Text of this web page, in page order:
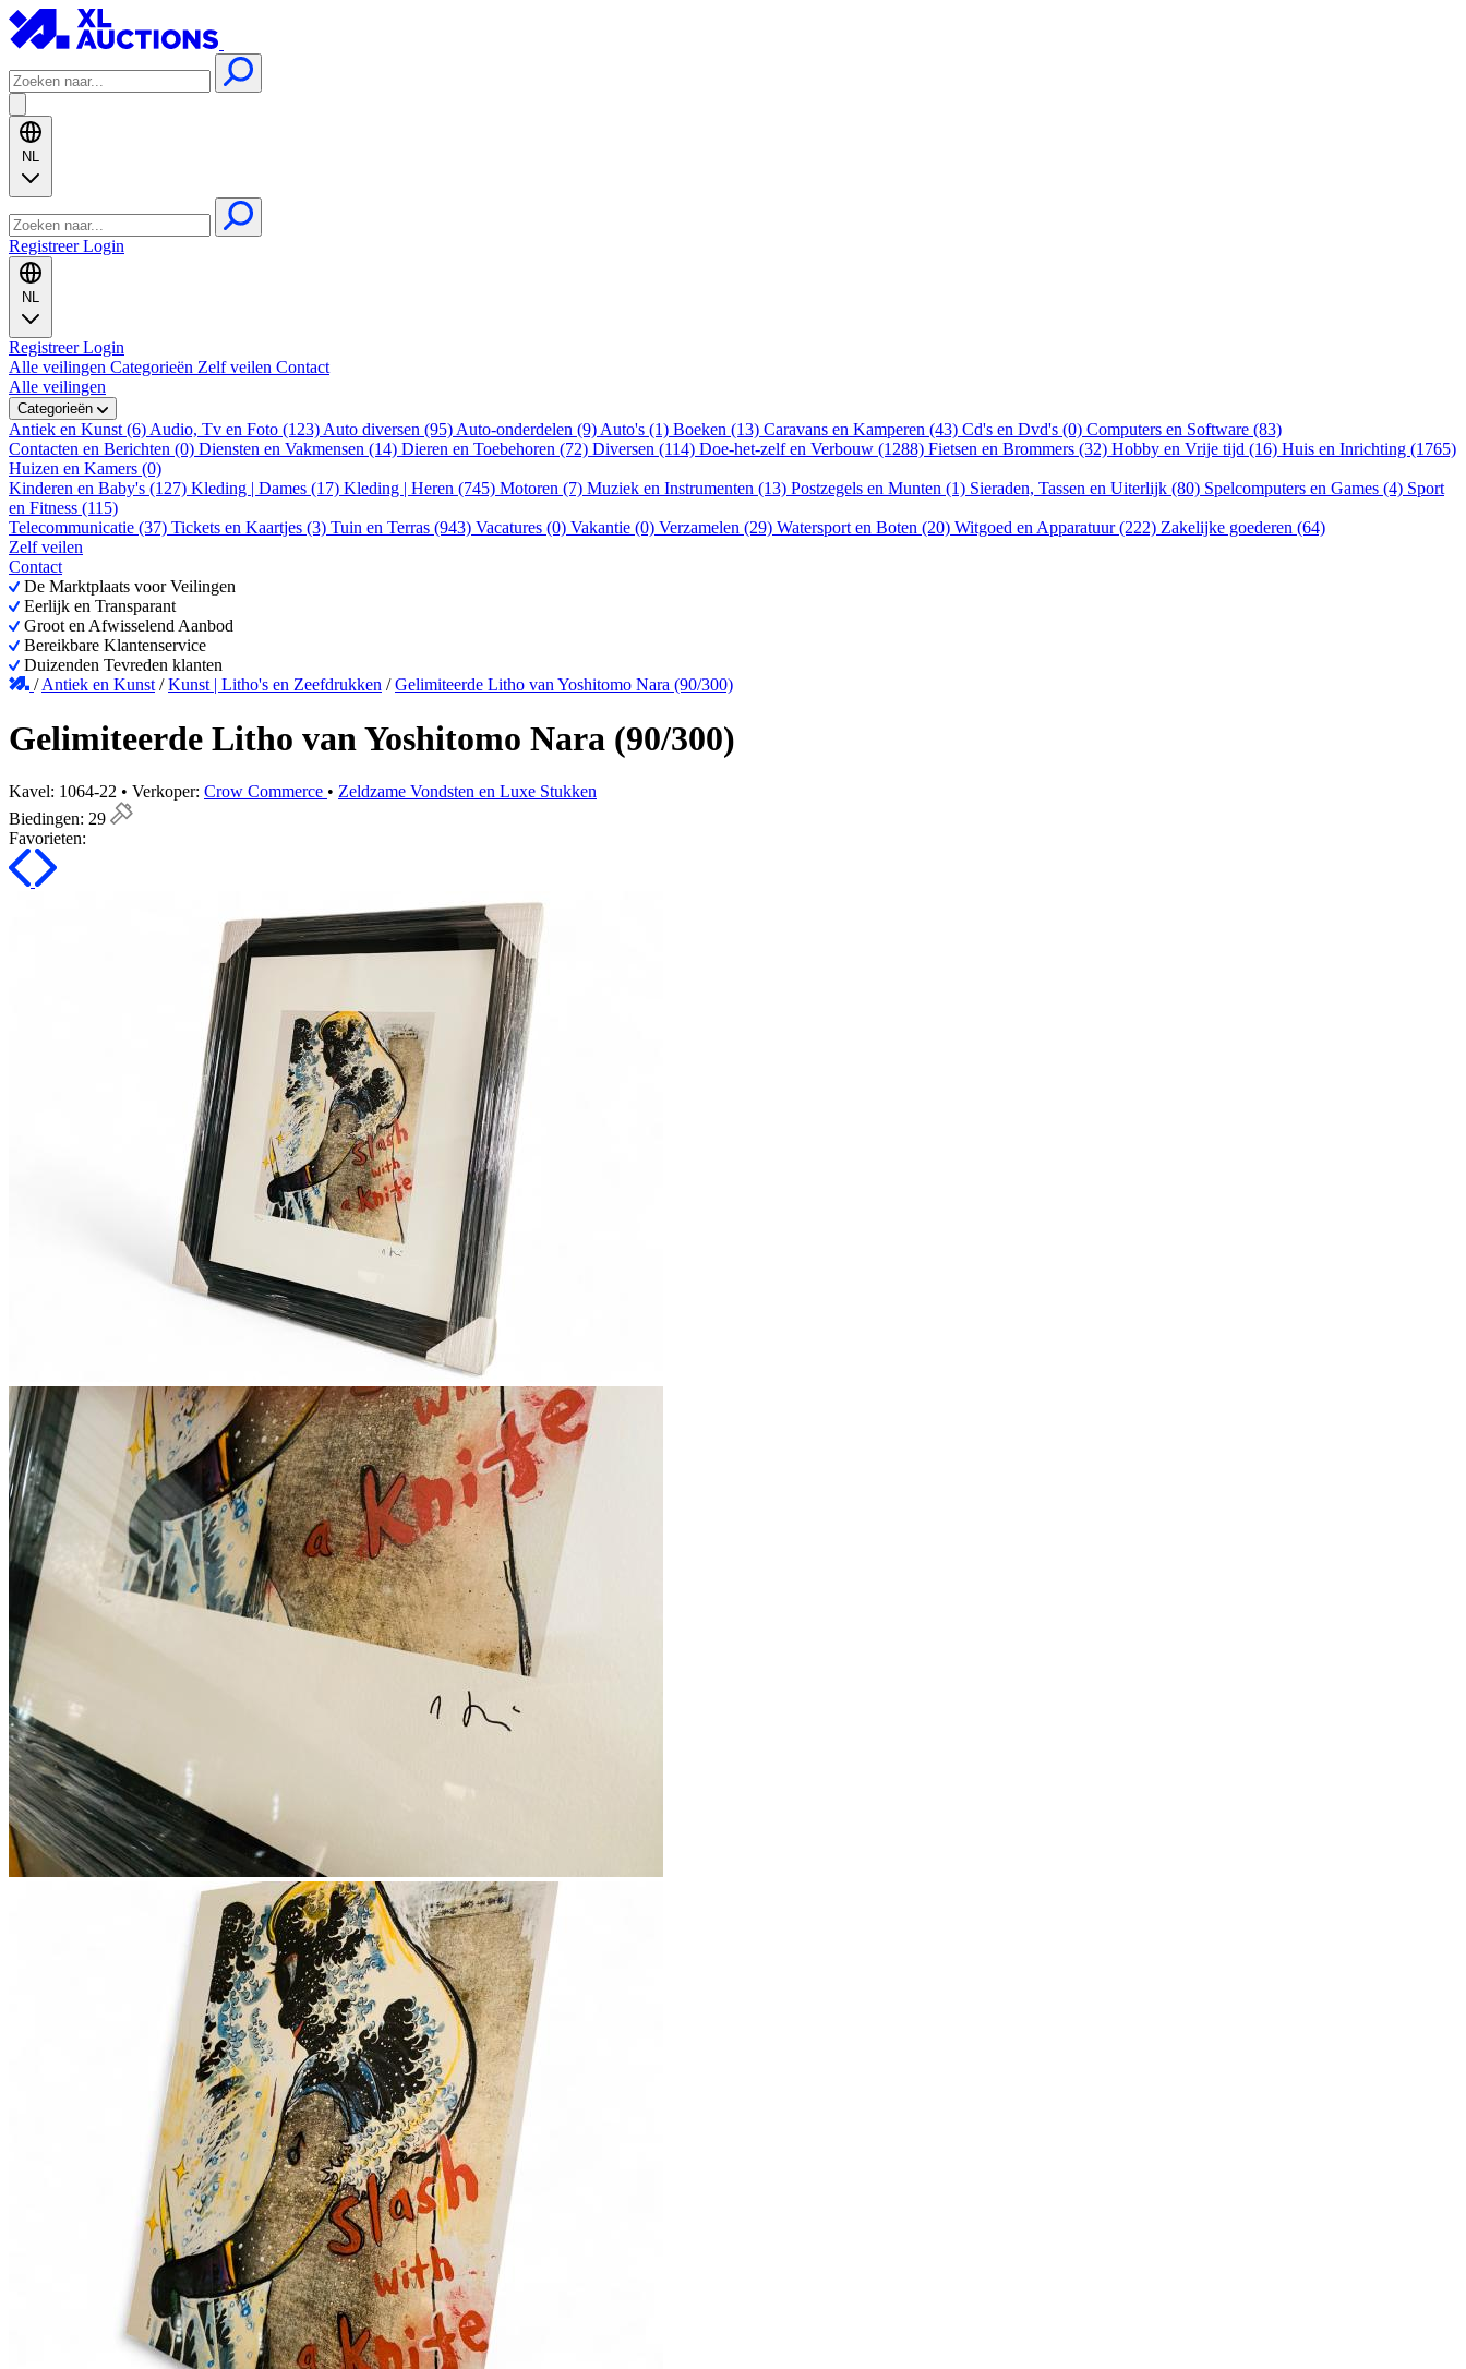
NL
RegistreerLogin
NL
RegistreerLogin
Alle veilingen Categorieën Zelf veilen Contact
Alle veilingen
Categorieën
Antiek en Kunst (6) Audio, Tv en Foto (123) Auto diversen (95) Auto-onderdelen (9) Auto's (1) Boeken (13) Caravans en Kamperen (43) Cd's en Dvd's (0) Computers en Software (83)
Contacten en Berichten (0) Diensten en Vakmensen (14) Dieren en Toebehoren (72) Diversen (114) Doe-het-zelf en Verbouw (1288) Fietsen en Brommers (32) Hobby en Vrije tijd (16) Huis en Inrichting (1765)
Huizen en Kamers (0)
Kinderen en Baby's (127) Kleding | Dames (17) Kleding | Heren (745) Motoren (7) Muziek en Instrumenten (13) Postzegels en Munten (1) Sieraden, Tassen en Uiterlijk (80) Spelcomputers en Games (4) Sport
en Fitness (115)
Telecommunicatie (37) Tickets en Kaartjes (3) Tuin en Terras (943) Vacatures (0) Vakantie (0) Verzamelen (29) Watersport en Boten (20) Witgoed en Apparatuur (222) Zakelijke goederen (64)
Zelf veilen
Contact
De Marktplaats voor Veilingen
Eerlijk en Transparant
Groot en Afwisselend Aanbod
Bereikbare Klantenservice
Duizenden Tevreden klanten
/Antiek en Kunst /Kunst | Litho's en Zeefdrukken /Gelimiteerde Litho van Yoshitomo Nara (90/300)
Gelimiteerde Litho van Yoshitomo Nara (90/300)
Kavel: 1064-22 • Verkoper: Crow Commerce • Zeldzame Vondsten en Luxe Stukken
Biedingen: 29
Favorieten: